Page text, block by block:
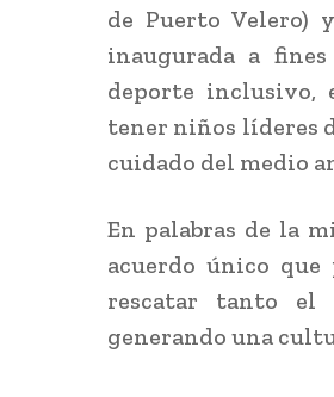
de Puerto Velero)
inaugurada a
deporte inclusivo,
tener niños líderes
cuidado del medio
En palabras de la
acuerdo único
rescatar tanto el
generando una